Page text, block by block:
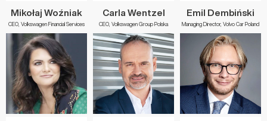
Mikołaj Woźniak
CEO, Volkswagen Financial Services
Carla Wentzel
CEO, Volkswagen Group Polska
Emil Dembiński
Managing Director, Volvo Car Poland